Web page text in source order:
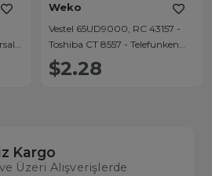
Weko
Vestel 65UD9000, RC 43157 -
Toshiba CT 8557 - Telefunken
XH32AJ600 - Finlux Netflix-
Youtube Play Tuşlu Lcd-Led Tv
$2.28
Kargo
Üzeri Alışverişlerde